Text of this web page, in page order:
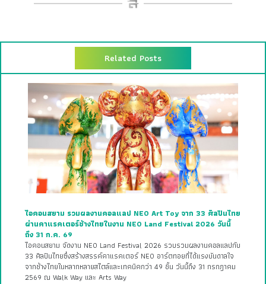
Related Posts
ไอคอนสยาม รวมผลงานคอลแลป NEO Art Toy จาก 33 ศิลปินไทย
ผ่านคาแรคเตอร์ช้างไทยในงาน NEO Land Festival 2026 วันนี้
ถึง 31 ก.ค. 69
ไอคอนสยาม จัดงาน NEO Land Festival 2026 รวบรวมผลงานคอลแลปกับ
33 ศิลปินไทยซึ่งสร้างสรรค์คาแรคเตอร์ NEO อาร์ตทอยที่ได้แรงบันดาลใจ
จากช้างไทยในหลากหลายสไตล์และเทคนิคกว่า 49 ชิ้น วันนี้ถึง 31 กรกฎาคม
2569 ณ Walk Way และ Arts Way